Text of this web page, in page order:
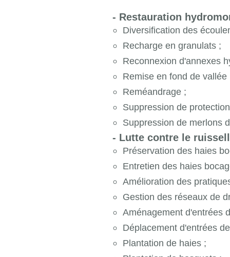
- Restauration
Diversification des
Recharge en granulats ;
Reconnexion d'annexes
Remise en fond de vallée
Reméandrage ;
Suppression de
Suppression de merlons
- Lutte contre le
Préservation des haies
Entretien des haies
Amélioration des
Gestion des réseaux de
Aménagement d'entrées
Déplacement d'entrées
Plantation de haies ;